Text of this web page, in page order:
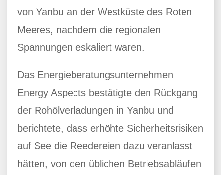
von Yanbu an der Westküste des Roten
Meeres, nachdem die regionalen
Spannungen eskaliert waren.
Das Energieberatungsunternehmen
Energy Aspects bestätigte den Rückgang
der Rohölverladungen in Yanbu und
berichtete, dass erhöhte Sicherheitsrisiken
auf See die Reedereien dazu veranlasst
hätten, von den üblichen Betriebsabläufen